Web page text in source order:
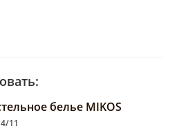
белье MIKOS
11